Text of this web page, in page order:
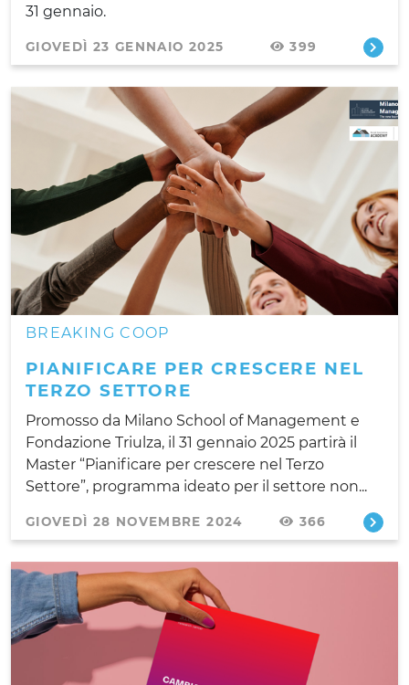
31 gennaio.
GIOVEDÌ 23 GENNAIO 2025 399
BREAKING COOP
PIANIFICARE PER CRESCERE NEL
TERZO SETTORE
Promosso da Milano School of Management e
Fondazione Triulza, il 31 gennaio 2025 partirà il
Master “Pianificare per crescere nel Terzo
Settore”, programma ideato per il settore non...
GIOVEDÌ 28 NOVEMBRE 2024 366